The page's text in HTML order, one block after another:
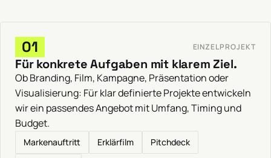
01 EINZELPROJEKT
Für konkrete Aufgaben mit klarem Ziel.
Ob Branding, Film, Kampagne, Präsentation oder
Visualisierung: Für klar definierte Projekte entwickeln
wir ein passendes Angebot mit Umfang, Timing und
Budget.
Markenauftritt Erklärfilm
Pitchdeck